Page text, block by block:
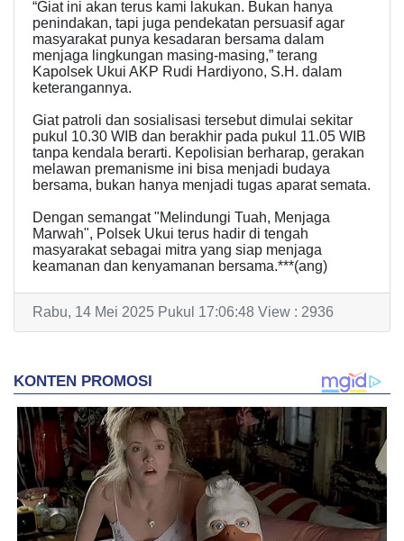
“Giat ini akan terus kami lakukan. Bukan hanya
penindakan, tapi juga pendekatan persuasif agar
masyarakat punya kesadaran bersama dalam
menjaga lingkungan masing-masing,” terang
Kapolsek Ukui AKP Rudi Hardiyono, S.H. dalam
keterangannya.
Giat patroli dan sosialisasi tersebut dimulai sekitar
pukul 10.30 WIB dan berakhir pada pukul 11.05 WIB
tanpa kendala berarti. Kepolisian berharap, gerakan
melawan premanisme ini bisa menjadi budaya
bersama, bukan hanya menjadi tugas aparat semata.
Dengan semangat "Melindungi Tuah, Menjaga
Marwah", Polsek Ukui terus hadir di tengah
masyarakat sebagai mitra yang siap menjaga
keamanan dan kenyamanan bersama.***(ang)
Rabu, 14 Mei 2025 Pukul 17:06:48 View : 2936